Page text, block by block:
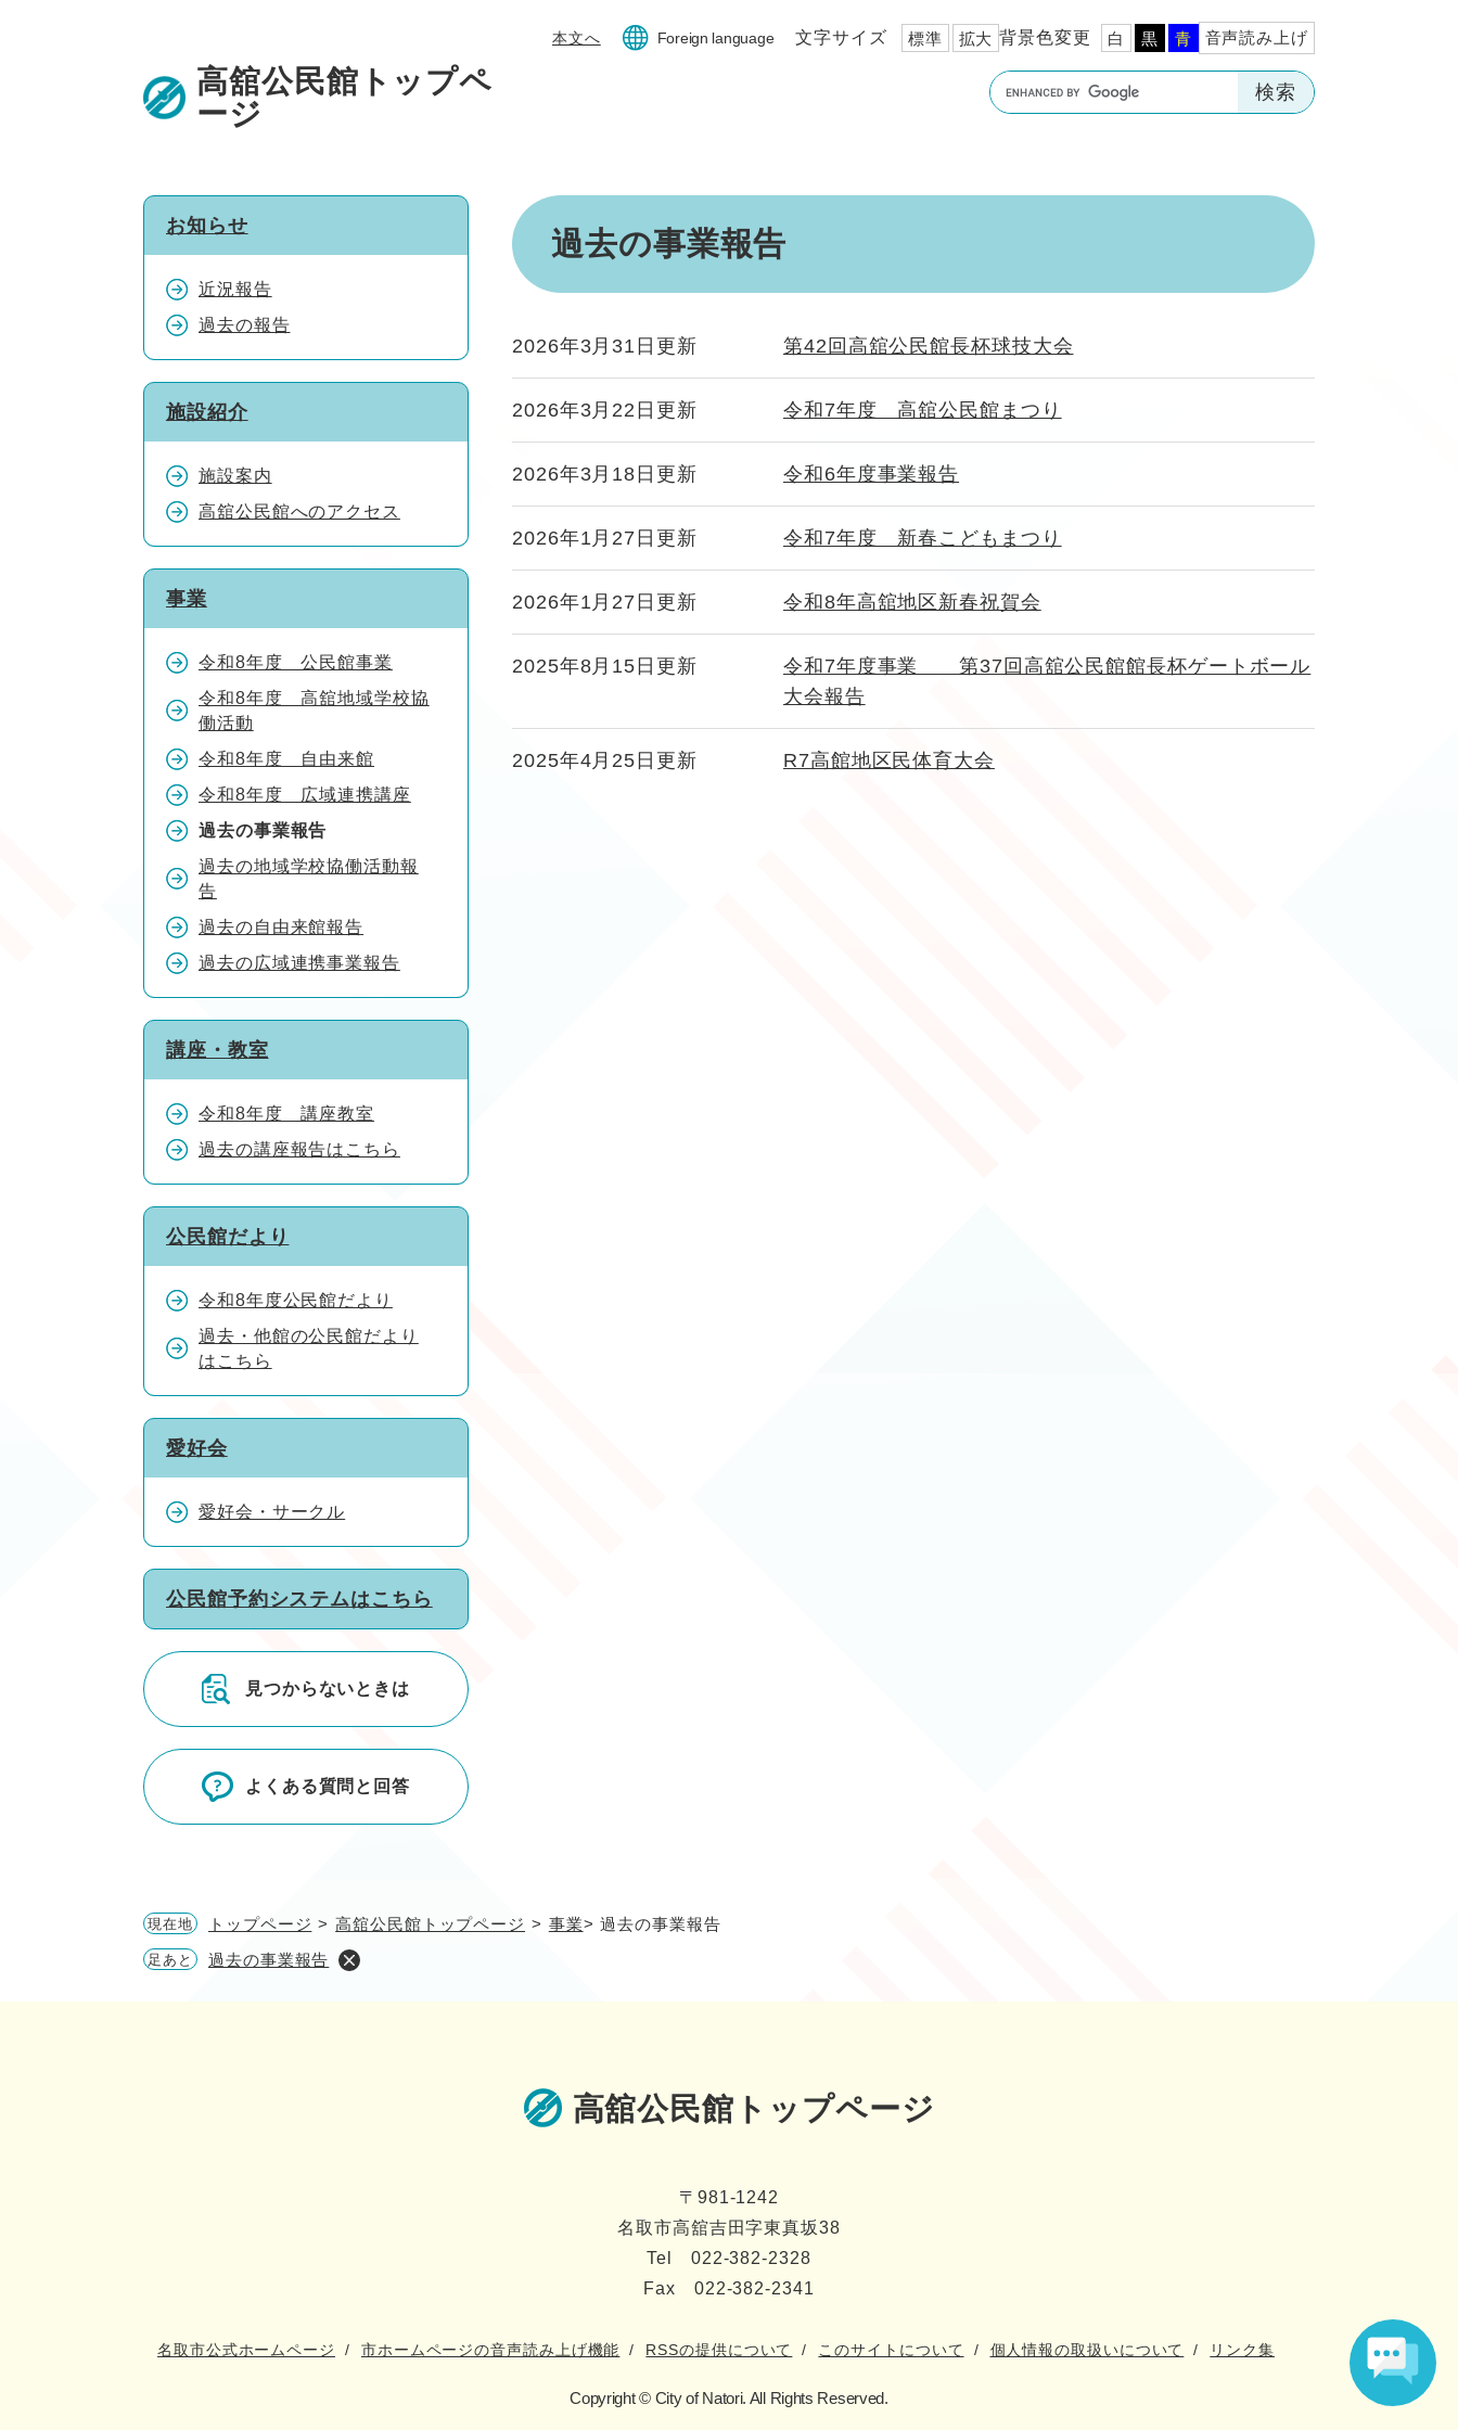
高舘公民館トップペ
ージ
本文へ Foreign language 文字サイズ 標準 拡大 背景色変更 白 黒 青 音声読み上げ
Google
索
本
文
過去の事業報告
2026年3月31日更新 第42回高舘公民館長杯球技大会
2026年3月22日更新 令和7年度 高舘公民館まつり
2026年3月18日更新 令和6年度事業報告
2026年1月27日更新 令和7年度 新春こどもまつり
2026年1月27日更新 令和8年高舘地区新春祝賀会
2025年8月15日更新
令和7年度事業 第37回高舘公民館館長杯ゲートボール
大会報告
2025年4月25日更新 R7高館地区民体育大会
お知らせ
近況報告
過去の報告
施設紹介
施設案内
高舘公民館へのアクセス
事業
令和8年度 公民館事業
令和8年度 高舘地域学校協
働活動
令和8年度 自由来館
令和8年度 広域連携講座
過去の事業報告
過去の地域学校協働活動報
告
過去の自由来館報告
過去の広域連携事業報告
講座・教室
令和8年度 講座教室
過去の講座報告はこちら
公民館だより
令和8年度公民館だより
過去・他館の公民館だより
はこちら
愛好会
愛好会・サークル
公民館予約システムはこちら
見つからないときは
よくある質問と回答
現在地 トップページ > 高舘公民館トップページ > 事業> 過去の事業報告
足あと 過去の事業報告
高舘公民館トップページ
〒981-1242
名取市高舘吉田字東真坂38
Tel 022-382-2328
Fax 022-382-2341
名取市公式ホームページ 市ホームページの音声読み上げ機能 RSSの提供について このサイトについて 個人情報の取扱いについて リンク集
Copyright © City of Natori. All Rights Reserved.